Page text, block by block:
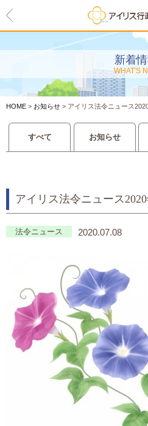
新着
WHAT'S
HOME > お知らせ > アイリス法令ニュース
すべて お知らせ
アイリス法令ニュース
法令ニュース 2020.07.08